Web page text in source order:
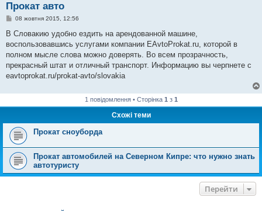
Прокат авто
П
в
д
о
л
е
я
08 жовтня 2015, 12:56
В Словакию удобно ездить на арендованной машине,
воспользовавшись услугами компании EAvtoProkat.ru, которой в
полном мысле слова можно доверять. Во всем прозрачность,
прекрасный штат и отличный транспорт. Информацию вы черпнете с
eavtoprokat.ru/prokat-avto/slovakia
1 повідомлення • Сторінка 1 з 1
Схожі теми
Прокат сноуборда
Прокат автомобилей на Северном Кипре: что нужно знать
автотуристу
Перейти